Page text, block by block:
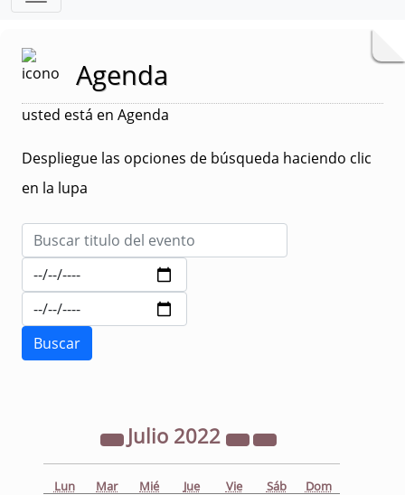
Agenda
usted está en Agenda
Despliegue las opciones de búsqueda haciendo clic
en la lupa
Julio 2022
Lun Mar Mié Jue Vie Sáb Dom